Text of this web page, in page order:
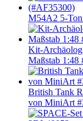
M54A2 5-
Kit-
Maßstab 1:48
British Tank
von MiniArt